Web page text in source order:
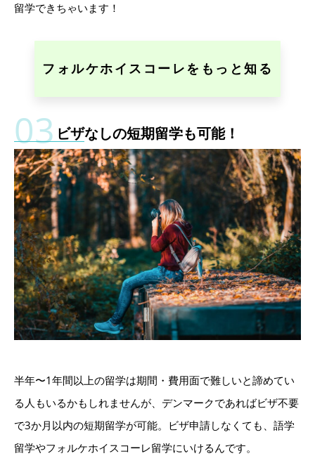
留学できちゃいます！
フォルケホイスコーレをもっと知る
ビザなしの短期留学も可能！
半年〜1年間以上の留学は期間・費用面で難しいと諦めてい
る人もいるかもしれませんが、デンマークであればビザ不要
で3か月以内の短期留学が可能。ビザ申請しなくても、語学
留学やフォルケホイスコーレ留学にいけるんです。